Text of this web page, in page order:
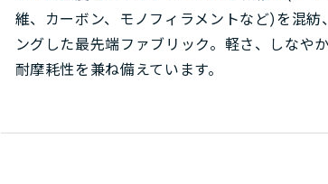
維、カーボン、モノフィラメントなど)を混紡
ングした最先端ファブリック。軽さ、しなや
耐摩耗性を兼ね備えています。